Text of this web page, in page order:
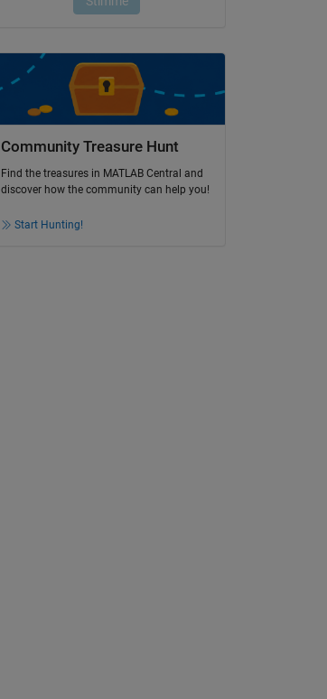
Community Treasure Hunt
Find the treasures in MATLAB Central and
discover how the community can help you!
Start Hunting!